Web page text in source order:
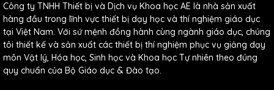
Công ty TNHH Thiết bị và Dịch vụ Khoa học AE là nhà sản xuất
hàng đầu trong lĩnh vực thiết bị dạy học và thí nghiệm giáo dục
tại Việt Nam. Với sứ mệnh đồng hành cùng ngành giáo dục, chúng
tôi thiết kế và sản xuất các thiết bị thí nghiệm phục vụ giảng dạy
môn Vật lý, Hóa học, Sinh học và Khoa học Tự nhiên theo đúng
quy chuẩn của Bộ Giáo dục & Đào tạo.